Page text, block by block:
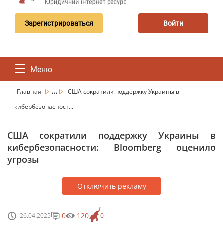
Зарегистрироваться Войти
Меню
Главная ...
США сократили поддержку Украины в
кибербезопасност...
США сократили поддержку Украины в
кибербезопасности: Bloomberg оценило
угрозы
Отключить рекламу
26.04.2025 0
0 120